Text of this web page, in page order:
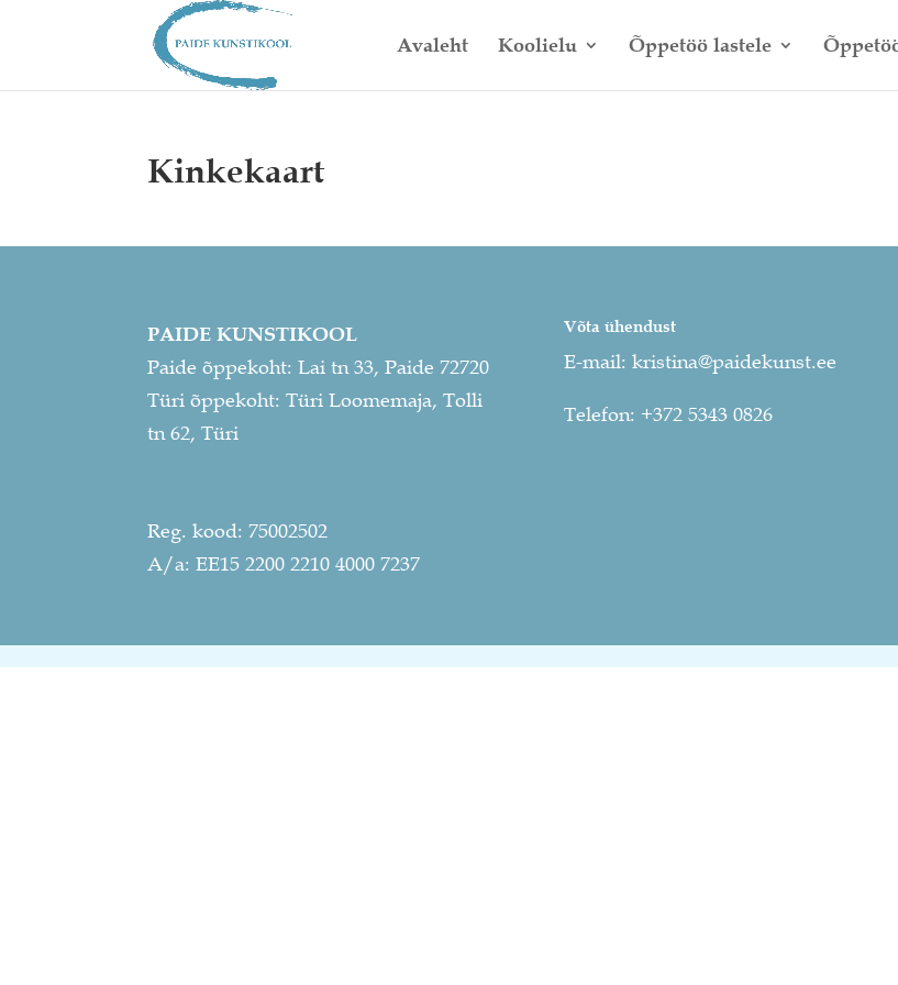
Avaleht Koolielu Õppetöö lastele
Kinkekaart
PAIDE KUNSTIKOOL
Paide õppekoht: Lai tn 33, Paide 72720
Türi õppekoht: Türi Loomemaja, Tolli
tn 62, Türi
Reg. kood: 75002502
A/a: EE15 2200 2210 4000 7237
Võta ühendust
E-mail: kristina@paidekunst.ee
Telefon: +372 5343 0826